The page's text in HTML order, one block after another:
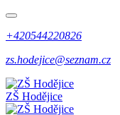
+420544220826
zs.hodejice@seznam.cz
ZŠ Hodějice